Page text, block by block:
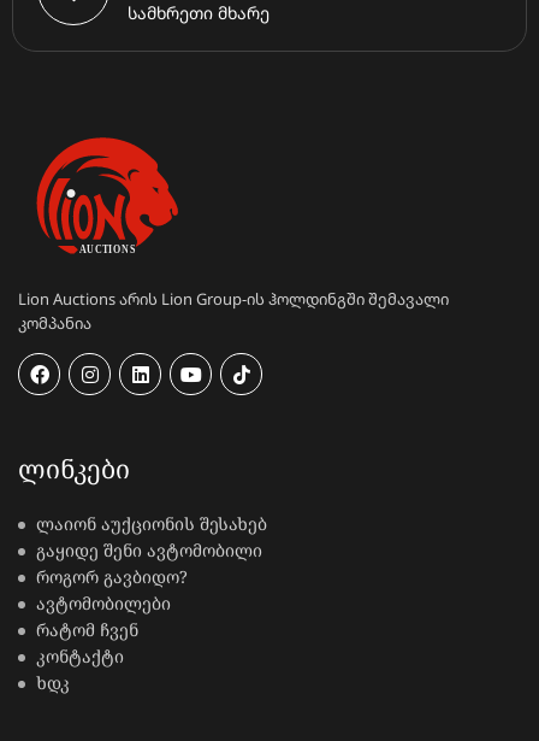
სამხრეთი მხარე
Lion Auctions არის Lion Group-ის ჰოლდინგში შემავალი
კომპანია
ᲚᲘᲜᲙᲔᲑᲘ
ლაიონ აუქციონის შესახებ
გაყიდე შენი ავტომობილი
როგორ გავბიდო?
ავტომობილები
რატომ ჩვენ
კონტაქტი
ხდკ